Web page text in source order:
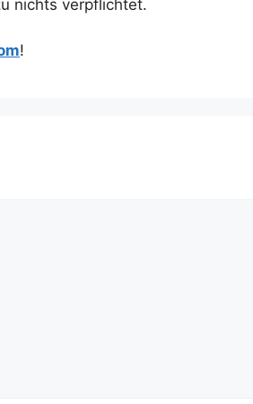
nichts verpflichtet.
!